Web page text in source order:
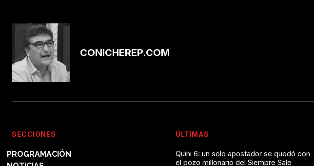
CONICHEREP.COM
SECCIONES
PROGRAMACIÓN
ÚLTIMAS
Quini 6: un solo apostador se quedó con
el pozo millonario del Siempre Sale